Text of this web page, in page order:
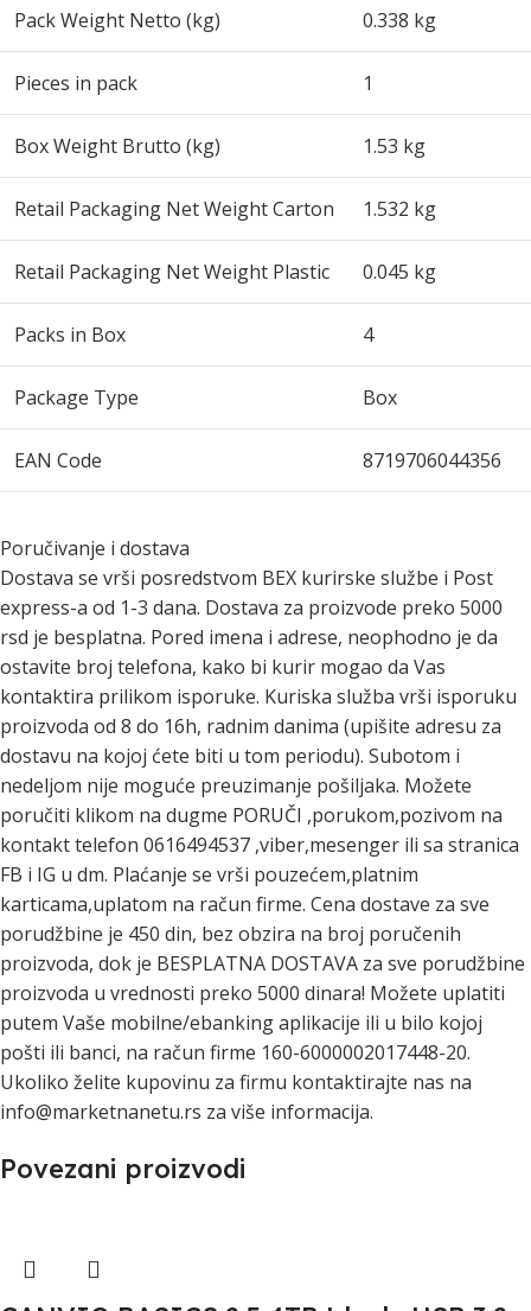
Pack Weight Netto (kg) 0.338 kg
Pieces in pack 1
Box Weight Brutto (kg) 1.53 kg
Retail Packaging Net Weight Carton 1.532 kg
Retail Packaging Net Weight Plastic 0.045 kg
Packs in Box 4
Package Type Box
EAN Code 8719706044356
Poručivanje i dostava
Dostava se vrši posredstvom BEX kurirske službe i Post
express-a od 1-3 dana. Dostava za proizvode preko 5000
rsd je besplatna. Pored imena i adrese, neophodno je da
ostavite broj telefona, kako bi kurir mogao da Vas
kontaktira prilikom isporuke. Kuriska služba vrši isporuku
proizvoda od 8 do 16h, radnim danima (upišite adresu za
dostavu na kojoj ćete biti u tom periodu). Subotom i
nedeljom nije moguće preuzimanje pošiljaka. Možete
poručiti klikom na dugme PORUČI ,porukom,pozivom na
kontakt telefon 0616494537 ,viber,mesenger ili sa stranica
FB i IG u dm. Plaćanje se vrši pouzećem,platnim
karticama,uplatom na račun firme. Cena dostave za sve
porudžbine je 450 din, bez obzira na broj poručenih
proizvoda, dok je BESPLATNA DOSTAVA za sve porudžbine
proizvoda u vrednosti preko 5000 dinara! Možete uplatiti
putem Vaše mobilne/ebanking aplikacije ili u bilo kojoj
pošti ili banci, na račun firme 160-6000002017448-20.
Ukoliko želite kupovinu za firmu kontaktirajte nas na
info@marketnanetu.rs za više informacija.
Povezani proizvodi